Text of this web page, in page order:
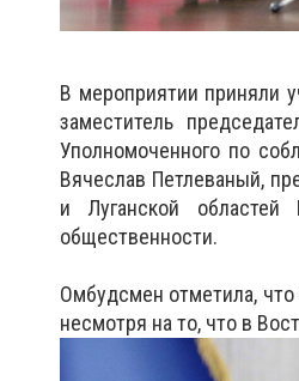
В мероприятии приняли
заместитель
Уполномоченного по
Вячеслав Петлеваный,
и Луганской областей
общественности.
Омбудсмен отметила,
несмотря на то, что в